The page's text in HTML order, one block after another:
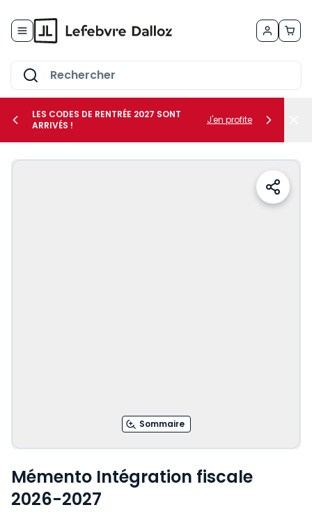
le sous-menu Vos métiers
LES CODES DE RENTRÉE 2027 SONT
ARRIVÉS !
J'en profite
Sommaire
Mémento Intégration fiscale
2026-2027